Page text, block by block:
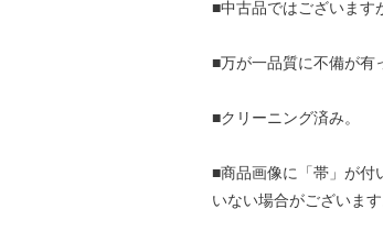
■中古品ではございます
■万が一品質に不備が有
■クリーニング済み。
■商品画像に「帯」が付
いない場合がございます